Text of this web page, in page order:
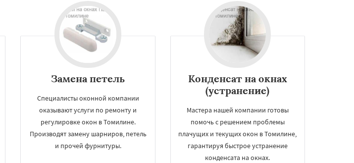
Замена петель
Специалисты оконной компании
оказывают услуги по ремонту и
регулировке окон в Томилине.
Производят замену шарниров, петель
и прочей фурнитуры.
Конденсат на окнах
(устранение)
Мастера нашей компании готовы
помочь с решением проблемы
плачущих и текущих окон в Томилине,
гарантируя быстрое устранение
конденсата на окнах.